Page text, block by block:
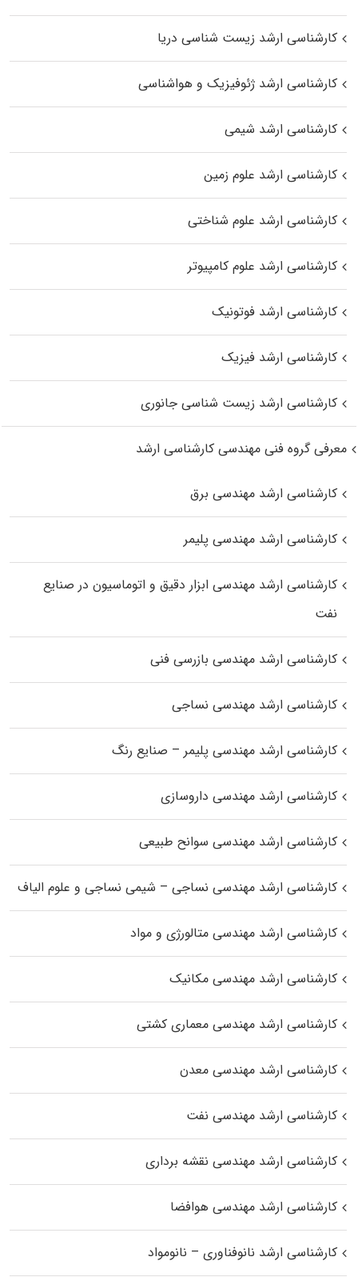
کارشناسی ارشد زیست‌ شناسی دریا
کارشناسی ارشد ژئوفیزیک و هواشناسی
کارشناسی ارشد شیمی
کارشناسی ارشد علوم زمین
کارشناسی ارشد علوم شناختی
کارشناسی ارشد علوم کامپیوتر
کارشناسی ارشد فوتونیک
کارشناسی ارشد فیزیک
کارشناسی ارشد زیست‌ شناسی جانوری
معرفی گروه فنی مهندسی کارشناسی ارشد
کارشناسی ارشد مهندسی برق
کارشناسی ارشد مهندسی پلیمر
کارشناسی ارشد مهندسی ابزار دقیق و اتوماسیون در صنایع
نفت
کارشناسی ارشد مهندسی بازرسی فنی
کارشناسی ارشد مهندسی نساجی
کارشناسی ارشد مهندسی پلیمر – صنایع رنگ
کارشناسی ارشد مهندسی داروسازی
کارشناسی ارشد مهندسی سوانح طبیعی
کارشناسی ارشد مهندسی نساجی – شیمی نساجی و علوم الیاف
کارشناسی ارشد مهندسی متالورژی و مواد
کارشناسی ارشد مهندسی مکانیک
کارشناسی ارشد مهندسی معماری کشتی
کارشناسی ارشد مهندسی معدن
کارشناسی ارشد مهندسی نفت
کارشناسی ارشد مهندسی نقشه برداری
کارشناسی ارشد مهندسی هوافضا
کارشناسی ارشد نانوفناوری – نانومواد